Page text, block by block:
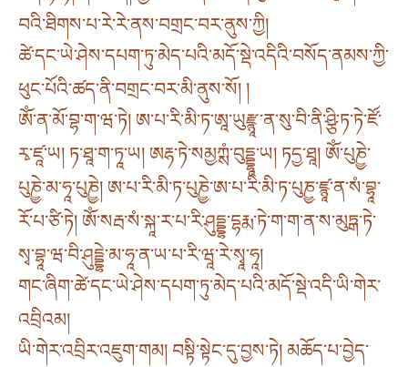
བའི་ཐིགས་པ་རེ་རེ་ནས་བགྲང་བར་ནུས་ཀྱི།
ཚེ་དང་ཡེ་ཤེས་དཔག་ཏུ་མེད་པའི་མདོ་སྡེ་འདིའི་བསོད་ནམས་ཀྱི་
ཕུང་པོའི་ཚད་ནི་བགྲང་བར་མི་ནུས་སོ། །
ཨོཾ་ན་མོ་བྷ་ག་ཝ་ཏེ། ཨ་པ་རི་མི་ཏ་ཨཱ་ཡུརྫྙཱ་ན་སུ་བི་ནི་ཤྩི་ཏ་ཏེ་ཛོ་
རྭ་ཛཱ་ཡ། ཏ་ཐཱ་ག་ཏཱ་ཡ། ཨརྷ་ཏེ་སམྱཀྶཾ་བུདྡྷཱ་ཡ། ཏདྱ་ཐཱ། ཨོཾ་པུཎྱེ་
པུཎྱེ་མ་ཧཱ་པུཎྱེ། ཨ་པ་རི་མི་ཏ་པུཎྱེ་ཨ་པ་རི་མི་ཏ་པུཎྱ་ཛྙཱ་ན་སཾ་བྷཱ་
རོ་པ་ཙི་ཏེ། ཨོཾ་སརྦ་སཾ་སྐཱ་ར་པ་རི་ཤུདྡྷ་དྷརྨ་ཏེ་ག་ག་ན་ས་མུཏྒ་ཏེ་
སྭ་བྷཱ་ཝ་བི་ཤུདྡྷེ་མ་ཧཱ་ན་ཡ་པ་རི་ཝཱ་རེ་སྭཱ་ཧཱ།
གང་ཞིག་ཚེ་དང་ཡེ་ཤེས་དཔག་ཏུ་མེད་པའི་མདོ་སྡེ་འདི་ཡི་གེར་
འབྲིའམ།
ཡི་གེར་འབྲིར་འཇུག་གམ། བསྟི་སྟེང་དུ་བྱས་ཏེ། མཆོད་པ་བྱེད་